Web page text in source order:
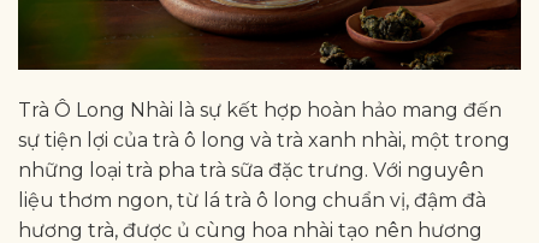
Trà Ô Long Nhài là sự kết hợp hoàn hảo mang đến
sự tiện lợi của trà ô long và trà xanh nhài, một trong
những loại trà pha trà sữa đặc trưng. Với nguyên
liệu thơm ngon, từ lá trà ô long chuẩn vị, đậm đà
hương trà, được ủ cùng hoa nhài tạo nên hương